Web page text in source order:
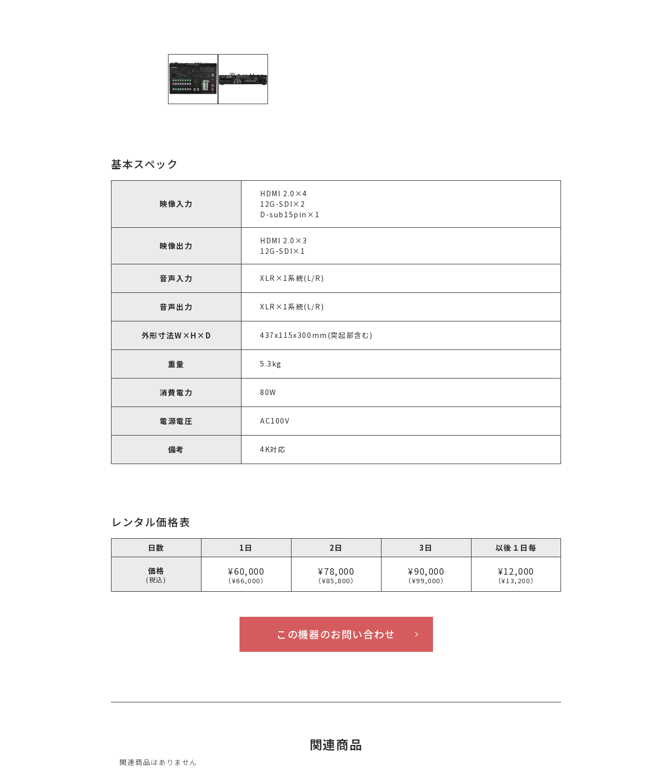
基本スペック
映像入力
HDMI 2.0×4
12G-SDI×2
D-sub15pin×1
映像出力
HDMI 2.0×3
12G-SDI×1
音声入力 XLR×1系統(L/R)
音声出力 XLR×1系統(L/R)
外形寸法W×H×D 437x115x300mm(突起部含む)
重量 5.3kg
消費電力 80W
電源電圧 AC100V
備考 4K対応
レンタル価格表
日数 1日 2日 3日 以後１日毎
価格
(税込)
¥60,000
（¥66,000）
¥78,000
（¥85,800）
¥90,000
（¥99,000）
¥12,000
（¥13,200）
この機器のお問い合わせ
関連商品
関連商品はありません